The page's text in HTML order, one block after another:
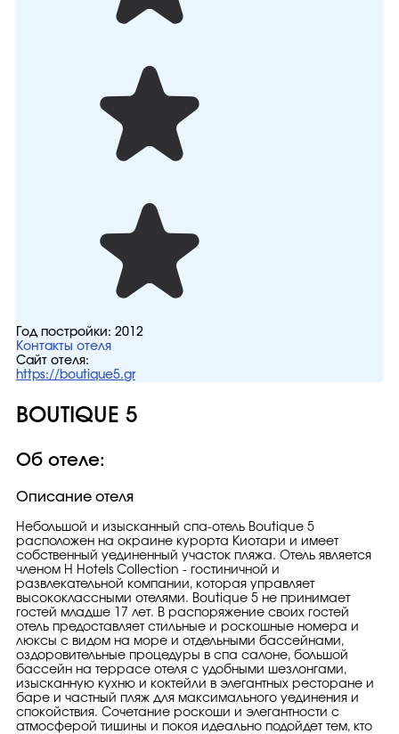
Год постройки: 2012
Контакты отеля
Сайт отеля:
https://boutique5.gr
BOUTIQUE 5
Об отеле:
Описание отеля
Небольшой и изысканный спа-отель Boutique 5
расположен на окраине курорта Киотари и имеет
собственный уединенный участок пляжа. Отель является
членом H Hotels Collection - гостиничной и
развлекательной компании, которая управляет
высококлассными отелями. Boutique 5 не принимает
гостей младше 17 лет. В распоряжение своих гостей
отель предоставляет стильные и роскошные номера и
люксы с видом на море и отдельными бассейнами,
оздоровительные процедуры в спа салоне, большой
бассейн на террасе отеля с удобными шезлонгами,
изысканную кухню и коктейли в элегантных ресторане и
баре и частный пляж для максимального уединения и
спокойствия. Сочетание роскоши и элегантности с
атмосферой тишины и покоя идеально подойдет тем, кто